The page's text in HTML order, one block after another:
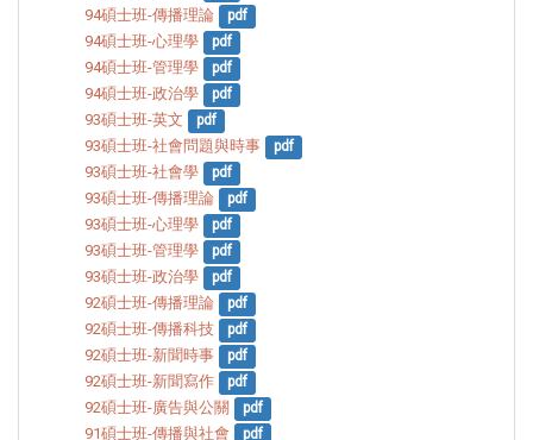
94碩士班-傳播理論 pdf
94碩士班-心理學 pdf
94碩士班-管理學 pdf
94碩士班-政治學 pdf
93碩士班-英文 pdf
93碩士班-社會問題與時事 pdf
93碩士班-社會學 pdf
93碩士班-傳播理論 pdf
93碩士班-心理學 pdf
93碩士班-管理學 pdf
93碩士班-政治學 pdf
92碩士班-傳播理論 pdf
92碩士班-傳播科技 pdf
92碩士班-新聞時事 pdf
92碩士班-新聞寫作 pdf
92碩士班-廣告與公關 pdf
91碩士班-傳播與社會 pdf